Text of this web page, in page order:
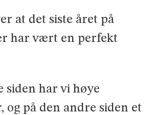
at det siste året på
har vært en perfekt
siden har vi høye
og på den andre siden et